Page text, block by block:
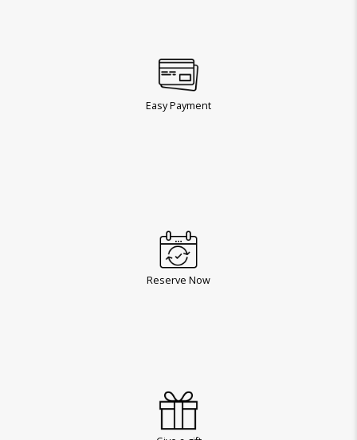
Easy Payment
Reserve Now